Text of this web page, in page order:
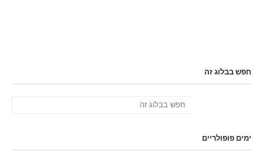
חפש בבלוג זה
ימים פופולריים